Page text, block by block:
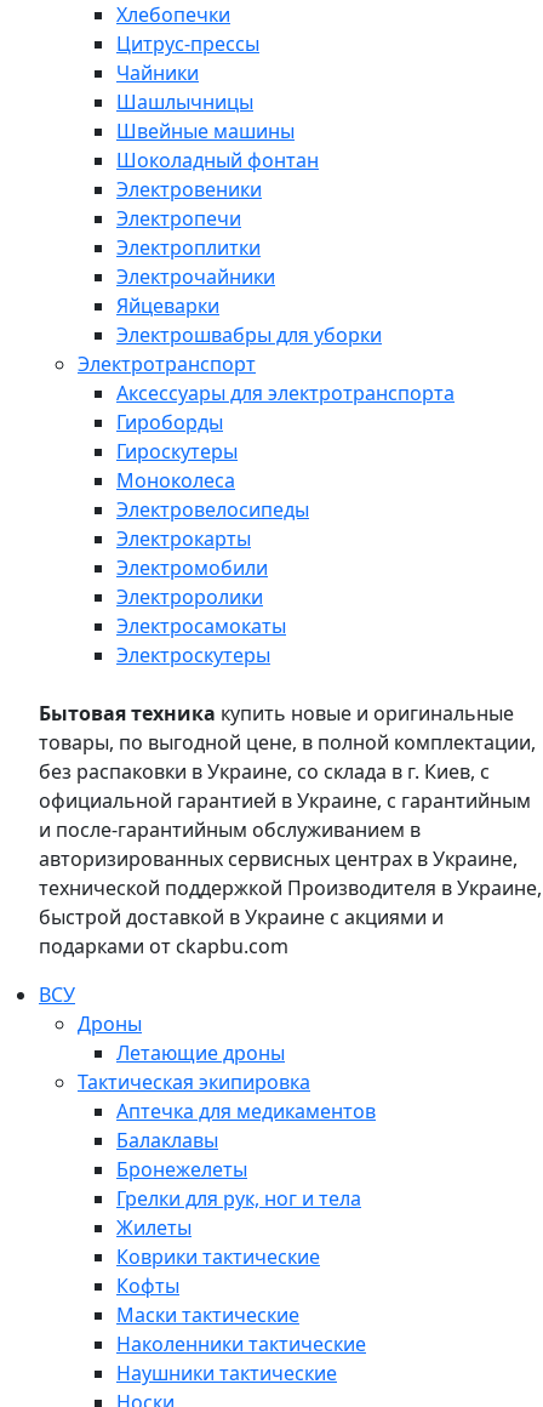
Хлебопечки
Цитрус-прессы
Чайники
Шашлычницы
Швейные машины
Шоколадный фонтан
Электровеники
Электропечи
Электроплитки
Электрочайники
Яйцеварки
Электрошвабры для уборки
Электротранспорт
Аксессуары для электротранспорта
Гироборды
Гироскутеры
Моноколеса
Электровелосипеды
Электрокарты
Электромобили
Электроролики
Электросамокаты
Электроскутеры
Бытовая техника купить новые и оригинальные
товары, по выгодной цене, в полной комплектации,
без распаковки в Украине, со склада в г. Киев, с
официальной гарантией в Украине, с гарантийным
и после-гарантийным обслуживанием в
авторизированных сервисных центрах в Украине,
технической поддержкой Производителя в Украине,
быстрой доставкой в Украине с акциями и
подарками от ckapbu.com
ВСУ
Дроны
Летающие дроны
Тактическая экипировка
Аптечка для медикаментов
Балаклавы
Бронежелеты
Грелки для рук, ног и тела
Жилеты
Коврики тактические
Кофты
Маски тактические
Наколенники тактические
Наушники тактические